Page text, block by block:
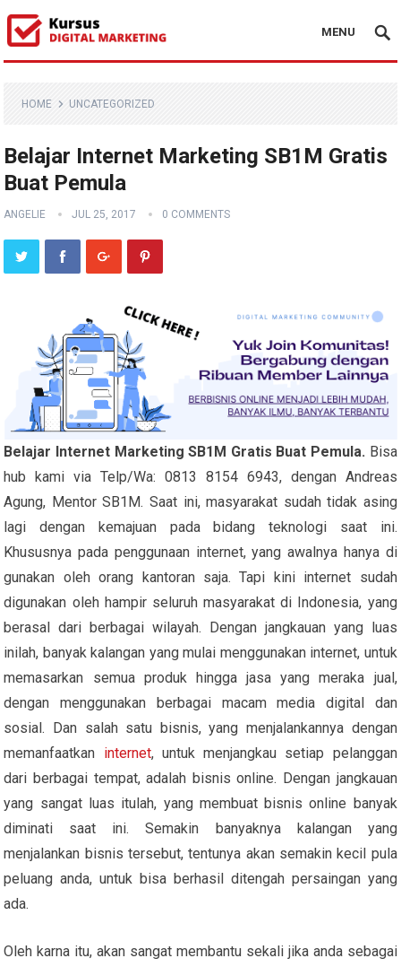
MENU
HOME UNCATEGORIZED
Belajar Internet Marketing SB1M Gratis
Buat Pemula
ANGELIE JUL 25, 2017 0 COMMENTS
Belajar Internet Marketing SB1M Gratis Buat Pemula. Bisa
hub kami via Telp/Wa: 0813 8154 6943, dengan Andreas
Agung, Mentor SB1M. Saat ini, masyarakat sudah tidak asing
lagi dengan kemajuan pada bidang teknologi saat ini.
Khususnya pada penggunaan internet, yang awalnya hanya di
gunakan oleh orang kantoran saja. Tapi kini internet sudah
digunakan oleh hampir seluruh masyarakat di Indonesia, yang
berasal dari berbagai wilayah. Dengan jangkauan yang luas
inilah, banyak kalangan yang mulai menggunakan internet, untuk
memasarkan semua produk hingga jasa yang meraka jual,
dengan menggunakan berbagai macam media digital dan
sosial. Dan salah satu bisnis, yang menjalankannya dengan
memanfaatkan internet, untuk menjangkau setiap pelanggan
dari berbagai tempat, adalah bisnis online. Dengan jangkauan
yang sangat luas itulah, yang membuat bisnis online banyak
diminati saat ini. Semakin banyaknya kalangan yang
menjalankan bisnis tersebut, tentunya akan semakin kecil pula
peluang anda, untuk bisa berhasil ditengah persaingan yang
ada.
Oleh karna itu, akan sangat membantu sekali jika anda sebagai